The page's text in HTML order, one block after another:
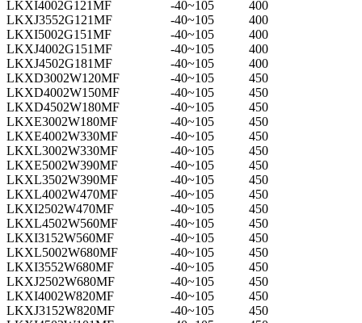
LKXI4002G121MF
-40~105
400
LKXJ3552G121MF
-40~105
400
LKXI5002G151MF
-40~105
400
LKXJ4002G151MF
-40~105
400
LKXJ4502G181MF
-40~105
400
LKXD3002W120MF
-40~105
450
LKXD4002W150MF
-40~105
450
LKXD4502W180MF
-40~105
450
LKXE3002W180MF
-40~105
450
LKXE4002W330MF
-40~105
450
LKXL3002W330MF
-40~105
450
LKXE5002W390MF
-40~105
450
LKXL3502W390MF
-40~105
450
LKXL4002W470MF
-40~105
450
LKXI2502W470MF
-40~105
450
LKXL4502W560MF
-40~105
450
LKXI3152W560MF
-40~105
450
LKXL5002W680MF
-40~105
450
LKXI3552W680MF
-40~105
450
LKXJ2502W680MF
-40~105
450
LKXI4002W820MF
-40~105
450
LKXJ3152W820MF
-40~105
450